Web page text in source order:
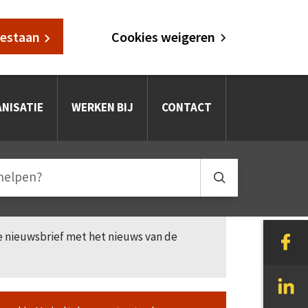
Cookies weigeren
WERKEN BIJ CONTACT
met het nieuws van de